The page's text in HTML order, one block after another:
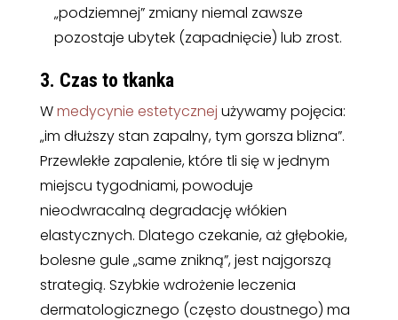
„podziemnej” zmiany niemal zawsze
pozostaje ubytek (zapadnięcie) lub zrost.
3. Czas to tkanka
Wmedycynie estetycznej używamy pojęcia:
„im dłuższy stan zapalny, tym gorsza blizna”.
Przewlekłe zapalenie, które tli się w jednym
miejscu tygodniami, powoduje
nieodwracalną degradację włókien
elastycznych. Dlatego czekanie, aż głębokie,
bolesne gule „same znikną”, jest najgorszą
strategią. Szybkie wdrożenie leczenia
dermatologicznego (często doustnego) ma